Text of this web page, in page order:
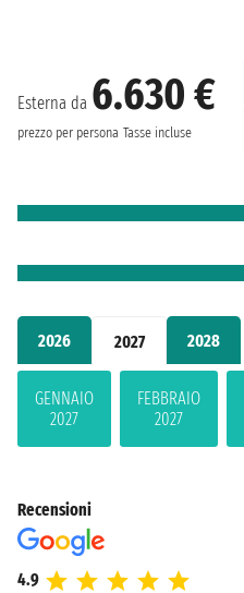
2026 2027 2028
GENNAIO
2027
FEBBRAIO
2027
Esterna da 6.630 €
prezzo per persona Tasse incluse
Recensioni
4.9